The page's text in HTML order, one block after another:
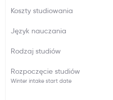
Dlaczego Kastu?
Koszty studiowania
Język nauczania
Rodzaj studiów
Rozpoczęcie studiów
Winter intake start date